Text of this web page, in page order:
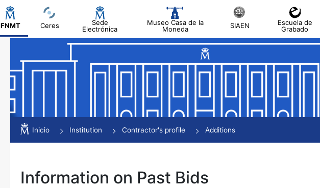
FNMT Ceres
Sede
Electrónica
Museo Casa de la
Moneda
SIAEN
Escuela de
Grabado
Show/Hide
Inicio Institution Contractor's profile Additions
Information on Past Bids